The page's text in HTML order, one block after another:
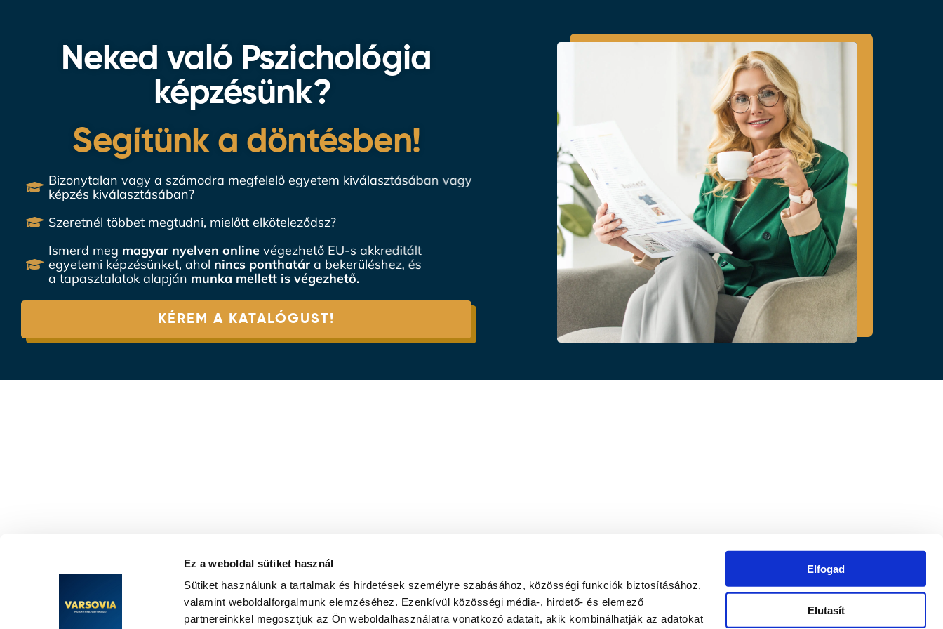
Ez a weboldal sütiket használ
Sütiket használunk a tartalmak és hirdetések személyre szabásához, közösségi funkciók biztosításához,
valamint weboldalforgalmunk elemzéséhez. Ezenkívül közösségi média-, hirdető- és elemező
partnereinkkel megosztjuk az Ön weboldalhasználatra vonatkozó adatait, akik kombinálhatják az adatokat
Elfogad
Elutasít
Neked való Pszichológia
képzésünk?
Segítünk a döntésben!
Bizonytalan vagy a számodra megfelelő egyetem kiválasztásában vagy
képzés kiválasztásában?
Szeretnél többet megtudni, mielőtt elköteleződsz?
Ismerd megmagyar nyelven onlinevégezhető EU-s akkreditált
egyetemi képzésünket, aholnincs ponthatára bekerüléshez, és
a tapasztalatok alapjánmunka mellett is végezhető.
KÉREM A KATALÓGUST!